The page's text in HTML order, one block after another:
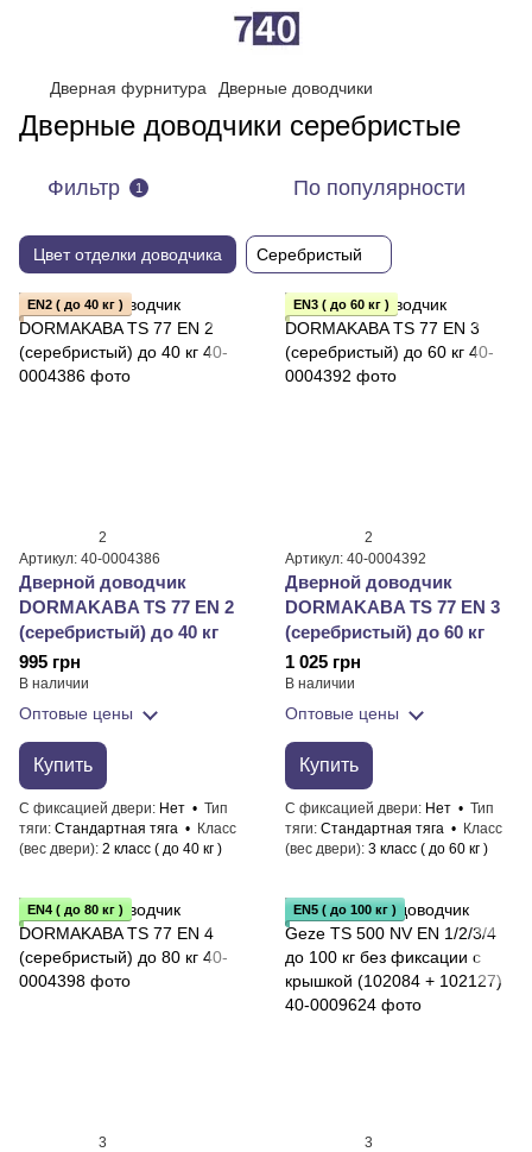
Дверная фурнитура Дверные доводчики
Дверные доводчики серебристые
Фильтр 1 По популярности
Цвет отделки доводчика Серебристый
EN2 ( до 40 кг )
2
Артикул: 40-0004386
Дверной доводчик
DORMAKABA TS 77 EN 2
(серебристый) до 40 кг
995 грн
В наличии
Оптовые цены
Купить
С фиксацией двери Нет
Тип
тяги Стандартная тяга
Класс
(вес двери) 2 класс ( до 40 кг )
EN3 ( до 60 кг )
2
Артикул: 40-0004392
Дверной доводчик
DORMAKABA TS 77 EN 3
(серебристый) до 60 кг
1 025 грн
В наличии
Оптовые цены
Купить
С фиксацией двери Нет
Тип
тяги Стандартная тяга
Класс
(вес двери) 3 класс ( до 60 кг )
EN4 ( до 80 кг )
3
EN5 ( до 100 кг )
3